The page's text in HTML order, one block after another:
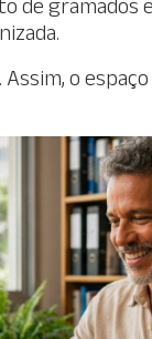
de gramados
o